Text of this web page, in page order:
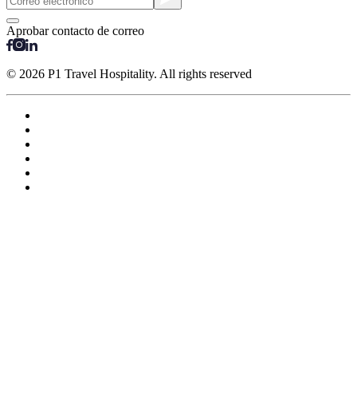
Aprobar contacto de correo
© 2026 P1 Travel Hospitality. All rights reserved